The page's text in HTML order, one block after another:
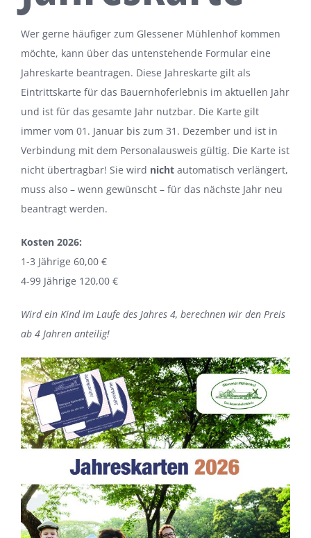
Wer gerne häufiger zum Glessener Mühlenhof kommen
möchte, kann über das untenstehende Formular eine
Jahreskarte beantragen. Diese Jahreskarte gilt als
Eintrittskarte für das Bauernhoferlebnis im aktuellen Jahr
und ist für das gesamte Jahr nutzbar. Die Karte gilt
immer vom 01. Januar bis zum 31. Dezember und ist in
Verbindung mit dem Personalausweis gültig. Die Karte ist
nicht übertragbar! Sie wird nichtautomatisch verlängert,
muss also – wenn gewünscht – für das nächste Jahr neu
beantragt werden.
Kosten 2026:
1-3 Jährige 60,00 €
4-99 Jährige 120,00 €
Wird ein Kind im Laufe des Jahres 4, berechnen wir den Preis
ab 4 Jahren anteilig!